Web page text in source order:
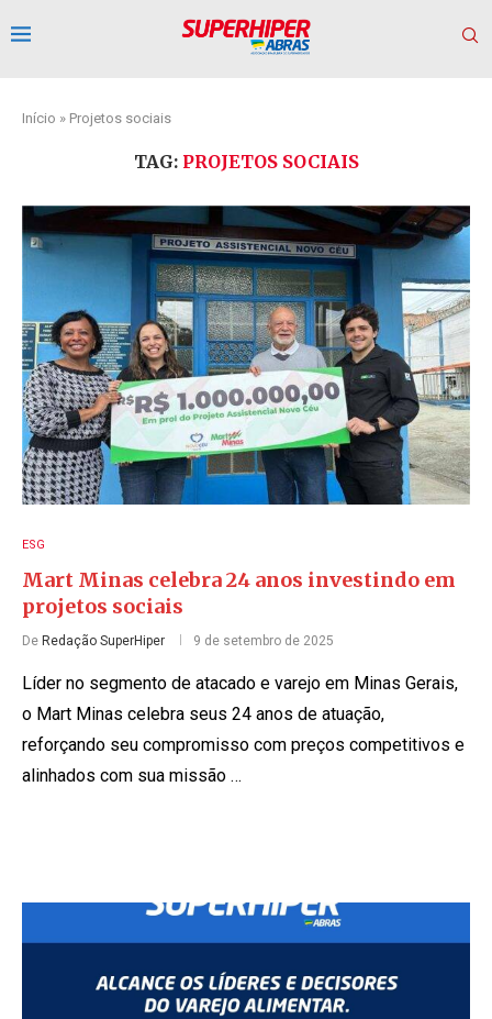
Início » Projetos sociais
TAG: PROJETOS SOCIAIS
ESG
Mart Minas celebra 24 anos investindo em
projetos sociais
De Redação SuperHiper 9 de setembro de 2025
Líder no segmento de atacado e varejo em Minas Gerais,
o Mart Minas celebra seus 24 anos de atuação,
reforçando seu compromisso com preços competitivos e
alinhados com sua missão …